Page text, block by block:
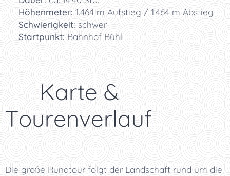
Höhenmeter: 1.464 m Aufstieg / 1.464 m Abstieg
Schwierigkeit: schwer
Startpunkt: Bahnhof Bühl
🗺️ Karte &
Tourenverlauf
Die große Rundtour folgt der Landschaft rund um die